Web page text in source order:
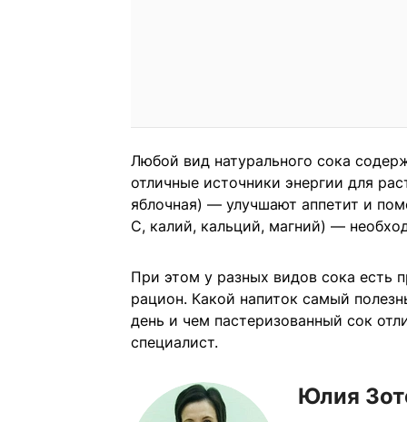
Любой вид натурального сока
отличные источники энергии для
яблочная) — улучшают аппетит и
С, калий, кальций, магний) —
При этом у разных видов сока есть
рацион. Какой напиток самый
день и чем пастеризованный сок
специалист.
Юлия